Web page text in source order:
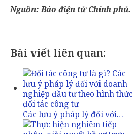
Nguồn: Báo điện tử Chính phủ.
Bài viết liên quan:
Các lưu ý pháp lý đối với…